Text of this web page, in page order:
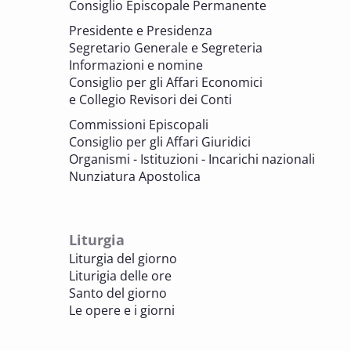
valorizzazione del patrimonio
BENI CULTURALI E EDILIZIA DI CULTO
7 OTTOBRE 2025
Consulta nazionale Beni culturali e Edilizia
di culto
BENI CULTURALI E EDILIZIA DI CULTO
sezione Edilizia di culto
BENI CULTURALI E EDILIZIA DI CULTO
8 OTTOBRE 2025
Incontro online dei Direttori diocesani,
Consiglio Episcopale Permanente
Presidente e Presidenza
Segretario Generale e Segreteria
Informazioni e nomine
Consiglio per gli Affari Economici
e Collegio Revisori dei Conti
Commissioni Episcopali
Consiglio per gli Affari Giuridici
Organismi - Istituzioni - Incarichi nazionali
Nunziatura Apostolica
Liturgia
Liturgia del giorno
Liturigia delle ore
Santo del giorno
Le opere e i giorni